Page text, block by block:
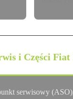
i Części
serwisowy